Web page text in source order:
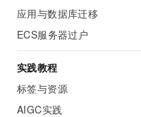
应用与数据库迁移
ECS服务器过户
实践教程
标签与资源
AIGC实践